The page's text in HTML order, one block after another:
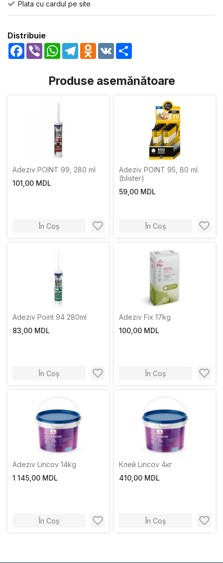
Plata cu cardul pe site
Distribuie
Facebook
Viber WhatsApp
TelegramOdnoklassniki
VK
Produse asemănătoare
Adeziv POINT 99, 280 ml
101,00 MDL
În Coș
Adeziv POINT 95, 80 ml.
(blister)
59,00 MDL
În Coș
Adeziv Point 94 280ml
83,00 MDL
În Coș
Adeziv Fix 17kg
100,00 MDL
În Coș
Adeziv Lincov 14kg
1 145,00 MDL
În Coș
Клей Lincov 4кг
410,00 MDL
În Coș